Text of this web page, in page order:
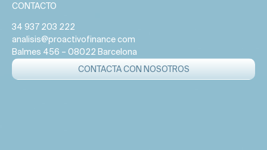
CONTACTO
34 937 203 222
analisis@proactivofinance com
Balmes 456 – 08022 Barcelona
CONTACTA CON NOSOTROS